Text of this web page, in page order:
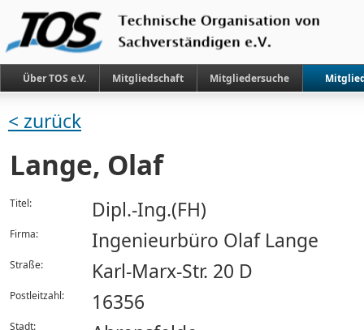
Über TOS e.V. Mitgliedschaft Mitgliedersuche
< zurück
Lange, Olaf
Titel: Dipl.-Ing.(FH)
Firma: Ingenieurbüro Olaf Lange
Straße: Karl-Marx-Str. 20 D
Postleitzahl: 16356
Stadt: